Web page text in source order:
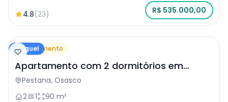
4.8(23) R$ 535.000,00
Aluguel
Apartamento
Apartamento com 2 dormitórios em
Osasco
Pestana, Osasco
2
1 90 m²